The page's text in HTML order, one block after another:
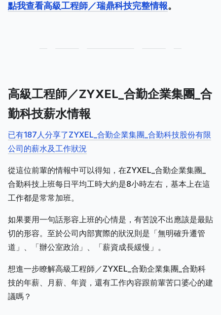
點我查看高級工程師／瑞鼎科技完整情報。
高級工程師／ZYXEL_合勤企業集團_合
勤科技薪水情報
已有187人分享了ZYXEL_合勤企業集團_合勤科技股份有限
公司的薪水及工作狀況
從這位前輩的情報中可以得知，在ZYXEL_合勤企業集團_
合勤科技上班每日平均工時大約是8小時左右，基本上在這
工作都是常常加班。
如果要用一句話形容上班的心情是，有苦說不出應該是最貼
切的形容。至於公司內部實際的狀況則是「無明確升遷管
道」、「辦公室政治」、「薪資成長緩慢」。
想進一步瞭解高級工程師／ZYXEL_合勤企業集團_合勤科
技的年薪、月薪、年資，還有工作內容跟前輩苦口婆心的建
議嗎？